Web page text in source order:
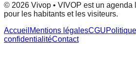
© 2026 Vivop • VIVOP est un agenda
pour les habitants et les visiteurs.
Accueil Mentions légalesCGU
confidentialitéContact